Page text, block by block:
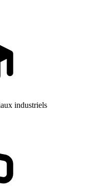
industriels